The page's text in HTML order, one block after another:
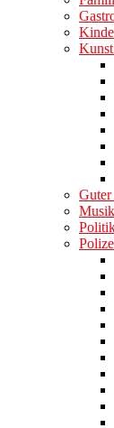
Musik